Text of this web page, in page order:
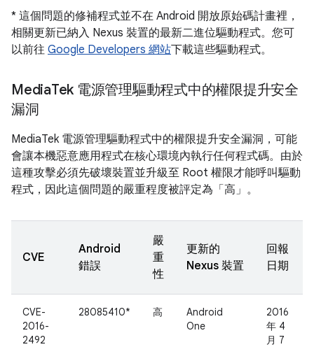
* 這個問題的修補程式並不在 Android 開放原始碼計畫裡，
相關更新已納入 Nexus 裝置的最新二進位驅動程式。您可
以前往 Google Developers 網站下載這些驅動程式。
MediaTek 電源管理驅動程式中的權限提升安全
漏洞
MediaTek 電源管理驅動程式中的權限提升安全漏洞，可能
會讓本機惡意應用程式在核心環境內執行任何程式碼。由於
這種攻擊必須先破壞裝置並升級至 Root 權限才能呼叫驅動
程式，因此這個問題的嚴重程度被評定為「高」。
CVE
Android
錯誤
嚴
重
性
更新的
Nexus 裝置
回報
日期
CVE-
2016-
2492
28085410* 高
Android
One
2016
年 4
月 7